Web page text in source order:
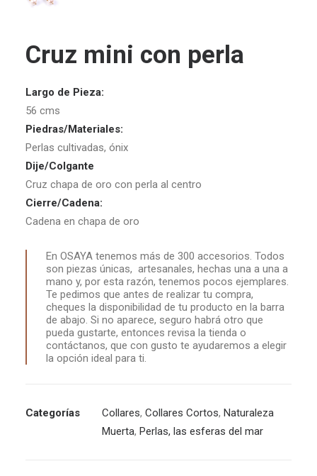
Cruz mini con perla
Largo de Pieza:
56 cms
Piedras/Materiales:
Perlas cultivadas, ónix
Dije/Colgante
Cruz chapa de oro con perla al centro
Cierre/Cadena:
Cadena en chapa de oro
En OSAYA tenemos más de 300 accesorios. Todos
son piezas únicas, artesanales, hechas una a una a
mano y, por esta razón, tenemos pocos ejemplares.
Te pedimos que antes de realizar tu compra,
cheques la disponibilidad de tu producto en la barra
de abajo. Si no aparece, seguro habrá otro que
pueda gustarte, entonces revisa la tienda o
contáctanos, que con gusto te ayudaremos a elegir
la opción ideal para ti.
Categorías Collares, Collares Cortos, Naturaleza
Muerta, Perlas, las esferas del mar